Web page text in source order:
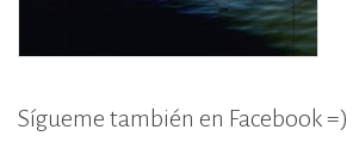
Sígueme también en Facebook =)